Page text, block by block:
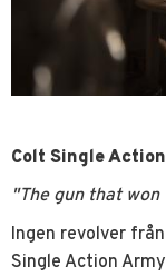
Colt Single
"The gun that
Ingen revolver
Single Action